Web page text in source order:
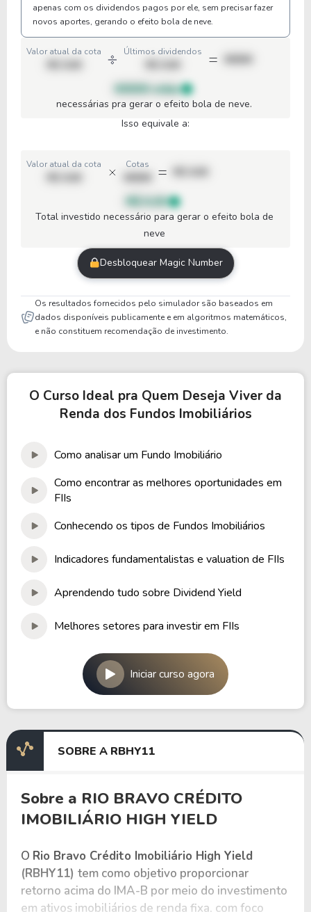
apenas com os dividendos pagos por ele, sem precisar fazer
novos aportes, gerando o efeito bola de neve.
Valor atual da cota Últimos dividendos
00000 cotas
necessárias pra gerar o efeito bola de neve.
Isso equivale a:
Valor atual da cota Cotas
R$ 0,00
Total investido necessário para gerar o efeito bola de
neve
Desbloquear Magic Number
Os resultados fornecidos pelo simulador são baseados em
dados disponíveis publicamente e em algoritmos matemáticos,
e não constituem recomendação de investimento.
O Curso Ideal pra Quem Deseja Viver da
Renda dos Fundos Imobiliários
Como analisar um Fundo Imobiliário
Como encontrar as melhores oportunidades em
FIIs
Conhecendo os tipos de Fundos Imobiliários
Indicadores fundamentalistas e valuation de FIIs
Aprendendo tudo sobre Dividend Yield
Melhores setores para investir em FIIs
Iniciar curso agora
SOBRE A RBHY11
Sobre a RIO BRAVO CRÉDITO
IMOBILIÁRIO HIGH YIELD
O Rio Bravo Crédito Imobiliário High Yield
(RBHY11) tem como objetivo proporcionar
retorno acima do IMA-B por meio do investimento
em ativos imobiliários de renda fixa, com foco